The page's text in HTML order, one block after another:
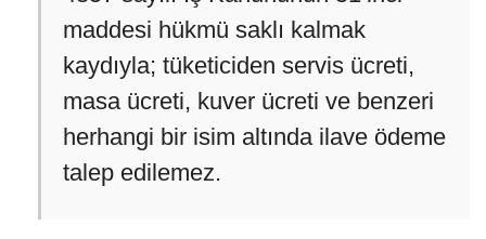
maddesi hükmü saklı kalmak
kaydıyla; tüketiciden servis ücreti,
masa ücreti, kuver ücreti ve benzeri
herhangi bir isim altında ilave ödeme
talep edilemez.